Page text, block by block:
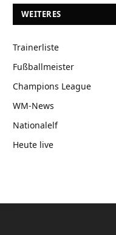
WEITERES
Trainerliste
Fußballmeister
Champions League
WM-News
Nationalelf
Heute live